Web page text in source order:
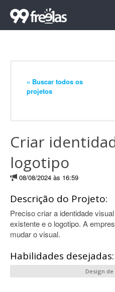
« Buscar todos os
projetos
Criar
logotipo
08/08/2024 às 16:59
Descrição do Projeto:
Preciso criar a identidade
existente e o logotipo. A
mudar o visual.
Habilidades desejadas:
Design